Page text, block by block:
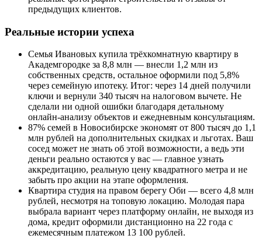
предыдущих клиентов.
Реальные истории успеха
Семья Ивановых купила трёхкомнатную квартиру в
Академгородке за 8,8 млн — внесли 1,2 млн из
собственных средств, остальное оформили под 5,8%
через семейную ипотеку. Итог: через 14 дней получили
ключи и вернули 340 тысяч на налоговом вычете. Не
сделали ни одной ошибки благодаря детальному
онлайн-анализу объектов и ежедневным консультациям.
87% семей в Новосибирске экономят от 800 тысяч до 1,1
млн рублей на дополнительных скидках и льготах. Ваш
сосед может не знать об этой возможности, а ведь эти
деньги реально остаются у вас — главное узнать
аккредитацию, реальную цену квадратного метра и не
забыть про акции на этапе оформления.
Квартира студия на правом берегу Оби — всего 4,8 млн
рублей, несмотря на топовую локацию. Молодая пара
выбрала вариант через платформу онлайн, не выходя из
дома, кредит оформили дистанционно на 22 года с
ежемесячным платежом 13 100 рублей.